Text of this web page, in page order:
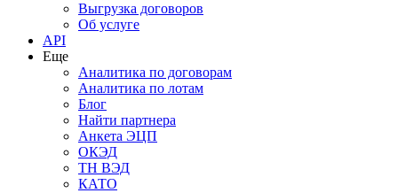
Выгрузка договоров
Об услуге
API
Еще
Аналитика по договорам
Аналитика по лотам
Блог
Найти партнера
Анкета ЭЦП
ОКЭД
ТН ВЭД
КАТО